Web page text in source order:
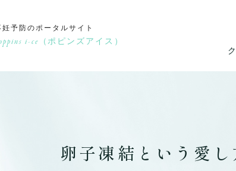
妊予防のポータルサイト
i-ce （ポピンズアイス）
卵子凍結という愛し